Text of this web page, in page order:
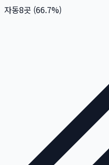
자동8곳 (66.7%)